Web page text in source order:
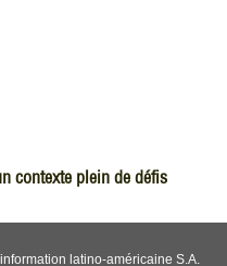
contexte plein de défis
latino-américaine S.A.